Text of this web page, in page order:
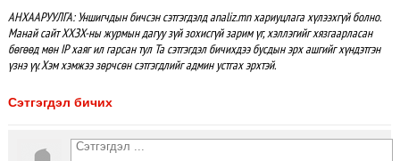
АНХААРУУЛГА: Уншигчдын бичсэн сэтгэгдэлд analiz.mn хариуцлага хүлээхгүй болно.
Манай сайт ХХЗХ-ны журмын дагуу зүй зохисгүй зарим үг, хэллэгийг хязгаарласан
бөгөөд мөн IP хаяг ил гарсан тул Та сэтгэгдэл бичихдээ бусдын эрх ашгийг хүндэтгэн
үзнэ үү. Хэм хэмжээ зөрчсөн сэтгэгдлийг админ устгах эрхтэй.
Сэтгэгдэл бичих